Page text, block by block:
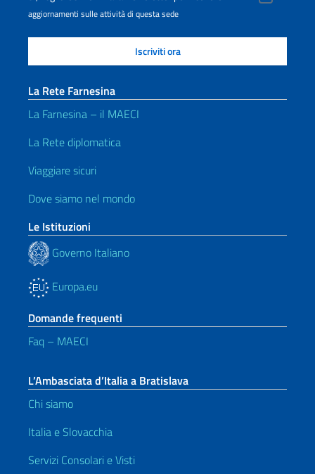
aggiornamenti sulle attività di questa sede
La Rete Farnesina
La Farnesina – il MAECI
La Rete diplomatica
Viaggiare sicuri
Dove siamo nel mondo
Le Istituzioni
Governo Italiano
Europa.eu
Domande frequenti
Faq – MAECI
L’Ambasciata d’Italia a Bratislava
Chi siamo
Italia e Slovacchia
Servizi Consolari e Visti